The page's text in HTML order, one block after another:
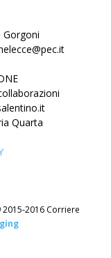
Gorgoni
Quarta
2016 Corriere